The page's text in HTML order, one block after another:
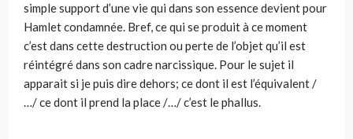
simple support d’une vie qui dans son essence devient pour
Hamlet condamnée. Bref, ce qui se produit à ce moment
c’est dans cette destruction ou perte de l’objet qu’il est
réintégré dans son cadre narcissique. Pour le sujet il
apparait si je puis dire dehors; ce dont il est l’équivalent /
…/ ce dont il prend la place /…/ c’est le phallus.